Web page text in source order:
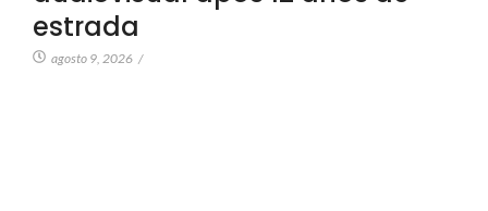
estrada
agosto 9, 2026 /